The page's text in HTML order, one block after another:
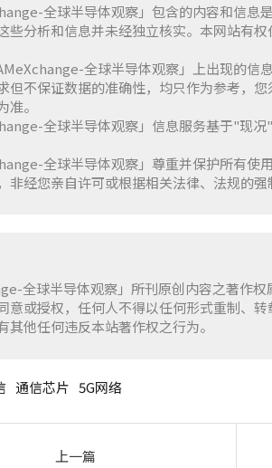
全球半导体观察」包含的内容和信息
些分析和信息并未经独立核实。本网站有
全球半导体观察」上出现的信
但不保证数据的准确性，均只作为参考，
。
全球半导体观察」信息服务基于"现
全球半导体观察」尊重并保护所有使
非经您亲自许可或根据相关法律、法规的强
全球半导体观察」所刊原创内容之著作
意或授权，任何人不得以任何形式重制、
其他任何违反本站著作权之行为。
通信芯片 5G网络
上一篇